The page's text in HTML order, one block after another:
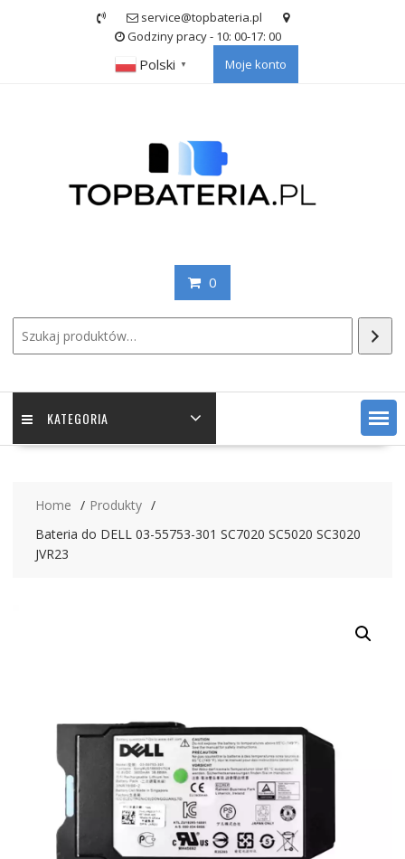
service@topbateria.pl
Godziny pracy - 10: 00-17: 00
Polski ▼ Moje konto
0
KATEGORIA
Home
Produkty
Bateria do DELL 03-55753-301 SC7020 SC5020 SC3020
JVR23